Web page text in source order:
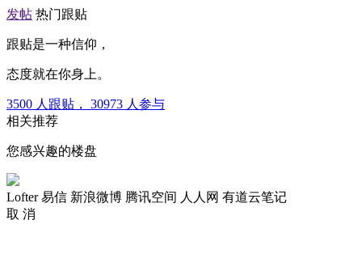
发帖 热门跟贴
跟贴是一种信仰，
态度就在你身上。
3500 人跟贴， 30973 人参与
相关推荐
您感兴趣的楼盘
Lofter 易信 新浪微博 腾讯空间 人人网 有道云笔记
取 消